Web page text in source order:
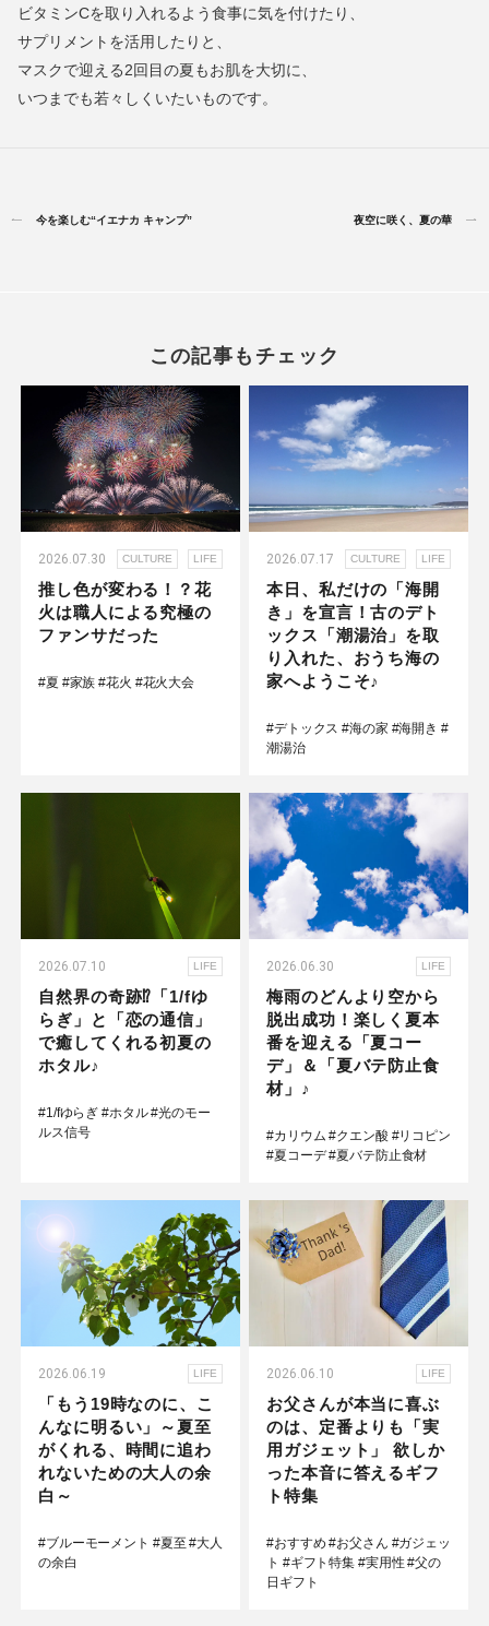
ビタミンCを取り入れるよう食事に気を付けたり、
サプリメントを活用したりと、
マスクで迎える2回目の夏もお肌を大切に、
いつまでも若々しくいたいものです。
今を楽しむ“イエナカ キャンプ” 夜空に咲く、夏の華
この記事もチェック
2026.07.30 CULTURE LIFE
推し色が変わる！？花
火は職人による究極の
ファンサだった
#夏 #家族 #花火 #花火大会
2026.07.17 CULTURE LIFE
本日、私だけの「海開
き」を宣言！古のデト
ックス「潮湯治」を取
り入れた、おうち海の
家へようこそ♪
#デトックス #海の家 #海開き #
潮湯治
2026.07.10 LIFE
自然界の奇跡⁉「1/fゆ
らぎ」と「恋の通信」
で癒してくれる初夏の
ホタル♪
#1/fゆらぎ #ホタル #光のモー
ルス信号
2026.06.30 LIFE
梅雨のどんより空から
脱出成功！楽しく夏本
番を迎える「夏コー
デ」＆「夏バテ防止食
材」♪
#カリウム #クエン酸 #リコピン
#夏コーデ #夏バテ防止食材
2026.06.19 LIFE
「もう19時なのに、こ
んなに明るい」～夏至
がくれる、時間に追わ
れないための大人の余
白～
#ブルーモーメント #夏至 #大人
の余白
2026.06.10 LIFE
お父さんが本当に喜ぶ
のは、定番よりも「実
用ガジェット」 欲しか
った本音に答えるギフ
ト特集
#おすすめ #お父さん #ガジェッ
ト #ギフト特集 #実用性 #父の
日ギフト